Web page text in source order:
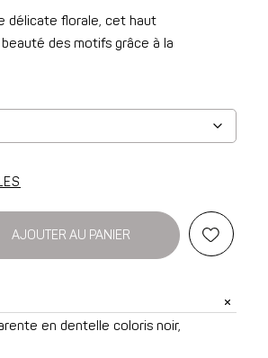
délicate florale, cet haut
des motifs grâce à la
AJOUTER AU PANIER
en dentelle coloris noir,